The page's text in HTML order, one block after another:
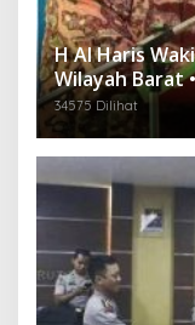
H Al Haris
Wilayah Barat
Gubernuran
34575 Dilihat